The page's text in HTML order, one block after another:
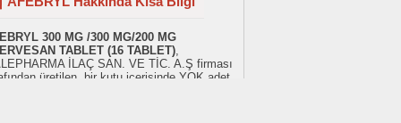
300 MG /300 MG/200 MG
TABLET (16 TABLET)
İLAÇ SAN. VE TİC. A.Ş firması
üretilen, bir kutu içerisinde YOK adet